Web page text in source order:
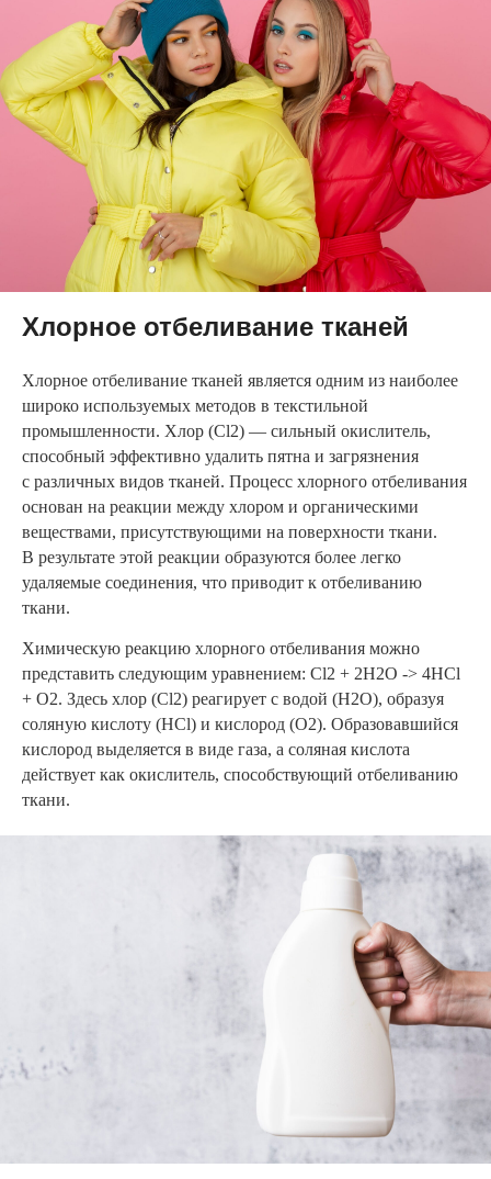
Хлорное отбеливание тканей
Хлорное отбеливание тканей является одним из наиболее
широко используемых методов в текстильной
промышленности. Хлор (Cl2) — сильный окислитель,
способный эффективно удалить пятна и загрязнения
с различных видов тканей. Процесс хлорного отбеливания
основан на реакции между хлором и органическими
веществами, присутствующими на поверхности ткани.
В результате этой реакции образуются более легко
удаляемые соединения, что приводит к отбеливанию
ткани.
Химическую реакцию хлорного отбеливания можно
представить следующим уравнением: Cl2 + 2H2O -> 4HCl
+ O2. Здесь хлор (Cl2) реагирует с водой (H2O), образуя
соляную кислоту (HCl) и кислород (O2). Образовавшийся
кислород выделяется в виде газа, а соляная кислота
действует как окислитель, способствующий отбеливанию
ткани.